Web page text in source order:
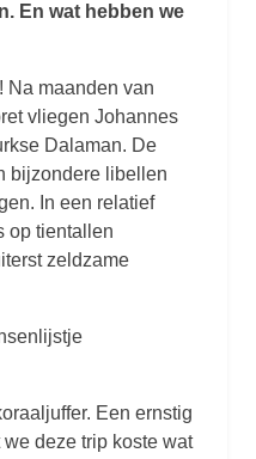
En wat hebben we
Na maanden van
vliegen Johannes
Dalaman. De
bijzondere libellen
In een relatief
op tientallen
zeldzame
Een ernstig
deze trip koste wat